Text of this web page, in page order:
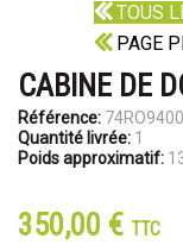
TOUS
PAGE
CABINE DE
Référence: 74RO9400
Quantité livrée: 1
Poids approximatif:
350,00 € TTC